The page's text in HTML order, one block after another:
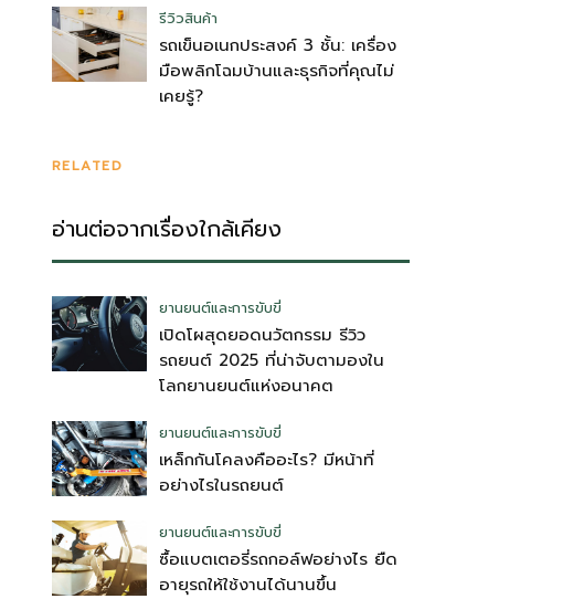
รีวิวสินค้า
รถเข็นอเนกประสงค์ 3 ชั้น: เครื่อง
มือพลิกโฉมบ้านและธุรกิจที่คุณไม่
เคยรู้?
RELATED
อ่านต่อจากเรื่องใกล้เคียง
ยานยนต์และการขับขี่
เปิดโผสุดยอดนวัตกรรม รีวิว
รถยนต์ 2025 ที่น่าจับตามองใน
โลกยานยนต์แห่งอนาคต
ยานยนต์และการขับขี่
เหล็กกันโคลงคืออะไร? มีหน้าที่
อย่างไรในรถยนต์
ยานยนต์และการขับขี่
ซื้อแบตเตอรี่รถกอล์ฟอย่างไร ยืด
อายุรถให้ใช้งานได้นานขึ้น